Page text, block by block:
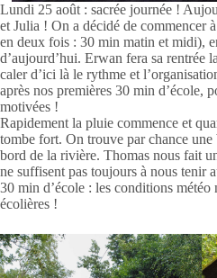
Lundi 25 août : sacrée journée !
et Julia ! On a décidé de commencer
en deux fois : 30 min matin et midi),
d’aujourd’hui. Erwan fera sa rentrée
caler d’ici là le rythme et
après nos premières 30 min d’école,
motivées !
Rapidement la pluie commence et
tombe fort. On trouve par chance une
bord de la rivière. Thomas nous fait
ne suffisent pas toujours à nous tenir
30 min d’école : les conditions météo
écolières !